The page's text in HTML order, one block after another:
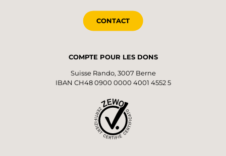
CONTACT
COMPTE POUR LES DONS
Suisse Rando, 3007 Berne
IBAN CH48 0900 0000 4001 4552 5